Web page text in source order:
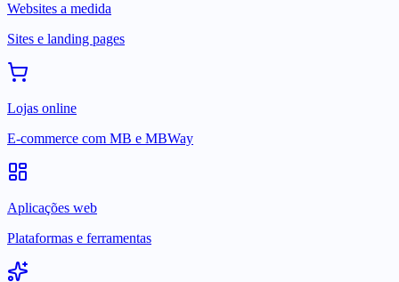
Websites a medida
Sites e landing pages
Lojas online
E-commerce com MB e MBWay
Aplicações web
Plataformas e ferramentas